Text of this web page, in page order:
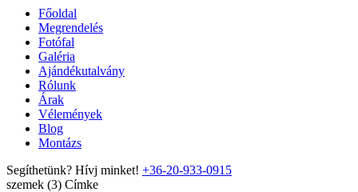
Főoldal
Megrendelés
Fotófal
Galéria
Ajándékutalvány
Rólunk
Árak
Vélemények
Blog
Montázs
Segíthetünk? Hívj minket! +36-20-933-0915
szemek (3) Címke